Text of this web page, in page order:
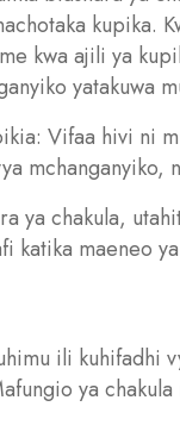
kupika.
kwa ajili ya
yatakuwa
Vifaa hivi ni
mchanganyiko,
ya chakula,
katika maeneo
ili kuhifadhi
ya